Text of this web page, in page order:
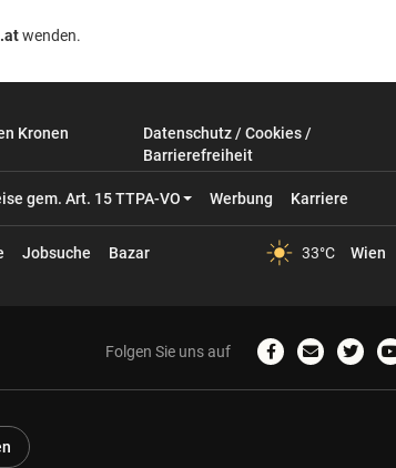
wenden.
Kronen
Datenschutz / Cookies /
Barrierefreiheit
gem. Art. 15 TTPA-VO Werbung Karriere
Jobsuche Bazar 33°C Wien
Folgen Sie uns auf
Zum
Facebook-
Email
schreiben
Zum